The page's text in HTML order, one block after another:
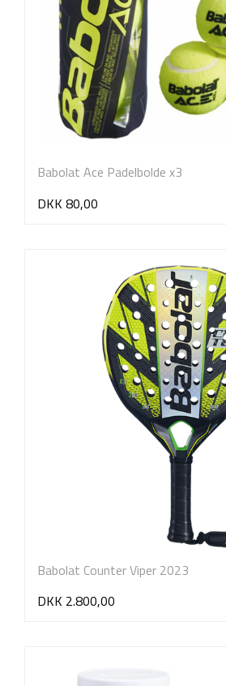
Babolat Ace Padelbolde x3
DKK 80,00
Babolat Counter Viper 2023
DKK 2.800,00